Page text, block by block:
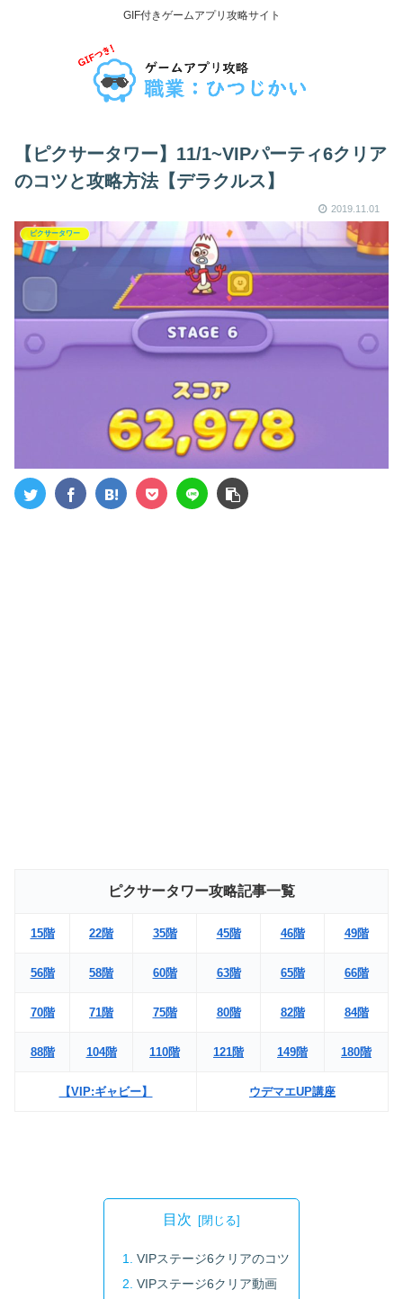
GIF付きゲームアプリ攻略サイト
【ピクサータワー】11/1~VIPパーティ6クリア
のコツと攻略方法【デラクルス】
2019.11.01
ピクサータワー
ピクサータワー攻略記事一覧
15階 22階 35階 45階 46階 49階
56階 58階 60階 63階 65階 66階
70階 71階 75階 80階 82階 84階
88階 104階 110階 121階 149階 180階
【VIP:ギャビー】 ウデマエUP講座
目次
VIPステージ6クリアのコツ
VIPステージ6クリア動画